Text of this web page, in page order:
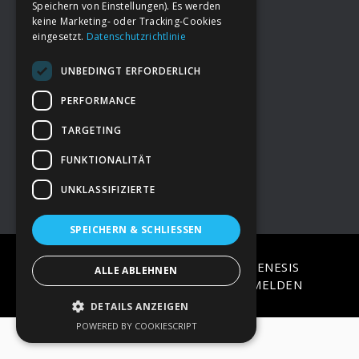
FooterDeine Spende
→ Impressum
→Kontakt zum PAO Team
COPYRIGHT © 2026 · ON
GENESIS
FRAMEWORK·WORDPRESS·ANMELDEN
Speichern von Einstellungen). Es werden
keine Marketing- oder Tracking-Cookies
eingesetzt. Datenschutzrichtlinie
UNBEDINGT ERFORDERLICH
PERFORMANCE
TARGETING
FUNKTIONALITÄT
UNKLASSIFIZIERTE
SPEICHERN & SCHLIESSEN
ALLE ABLEHNEN
DETAILS ANZEIGEN
POWERED BY COOKIESCRIPT